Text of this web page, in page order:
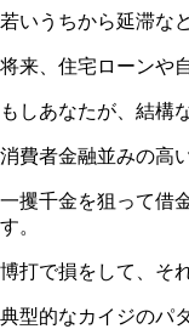
若いうちから延滞な
将来、住宅ローンや
もしあなたが、結構
消費者金融並みの高
一攫千金を狙って借
す。
博打で損をして、そ
典型的なカイジのパ